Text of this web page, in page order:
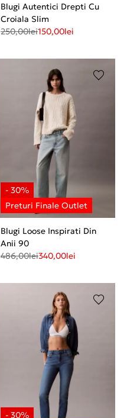
Blugi Autentici Drepti Cu
Croiala Slim
250,00lei150,00lei
Blugi Loose Inspirati Din
Anii 90
486,00lei340,00lei